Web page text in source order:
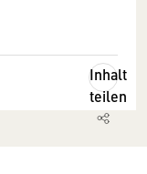
Inhalt
teilen